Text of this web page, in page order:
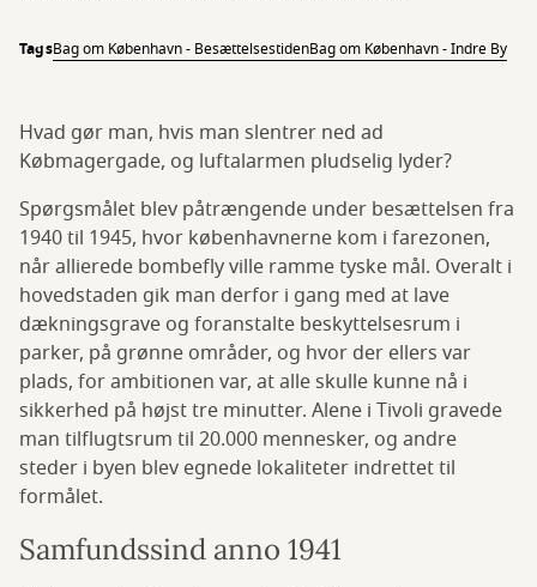
TagsBag om København - BesættelsestidenBag om København - Indre By
Hvad gør man, hvis man slentrer ned ad
Købmagergade, og luftalarmen pludselig lyder?
Spørgsmålet blev påtrængende under besættelsen fra
1940 til 1945, hvor københavnerne kom i farezonen,
når allierede bombefly ville ramme tyske mål. Overalt i
hovedstaden gik man derfor i gang med at lave
dækningsgrave og foranstalte beskyttelsesrum i
parker, på grønne områder, og hvor der ellers var
plads, for ambitionen var, at alle skulle kunne nå i
sikkerhed på højst tre minutter. Alene i Tivoli gravede
man tilflugtsrum til 20.000 mennesker, og andre
steder i byen blev egnede lokaliteter indrettet til
formålet.
Samfundssind anno 1941